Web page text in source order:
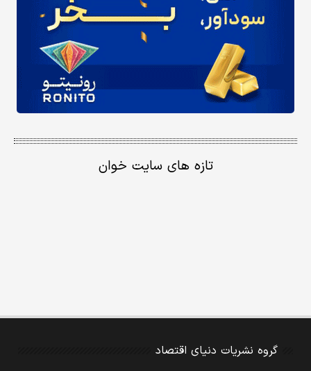
تازه های سایت خوان
گروه نشریات دنیای اقتصاد